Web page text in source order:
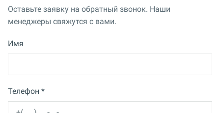
Оставьте заявку на обратный звонок. Наши
менеджеры свяжутся с вами.
Имя
Телефон *